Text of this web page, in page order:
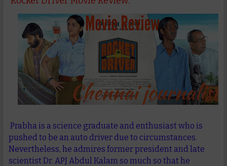
Prabha is a science graduate and enthusiast who is
pushed to be an auto driver due to circumstances.
Nevertheless, he admires former president and late
scientist Dr. APJ Abdul Kalam so much so that he